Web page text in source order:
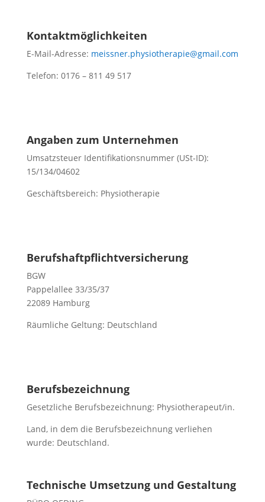
Kontaktmöglichkeiten
E-Mail-Adresse: meissner.physiotherapie@gmail.com
Telefon: 0176 – 811 49 517
Angaben zum Unternehmen
Umsatzsteuer Identifikationsnummer (USt-ID):
15/134/04602
Geschäftsbereich: Physiotherapie
Berufshaftpflichtversicherung
BGW
Pappelallee 33/35/37
22089 Hamburg
Räumliche Geltung: Deutschland
Berufsbezeichnung
Gesetzliche Berufsbezeichnung: Physiotherapeut/in.
Land, in dem die Berufsbezeichnung verliehen
wurde: Deutschland.
Technische Umsetzung und Gestaltung